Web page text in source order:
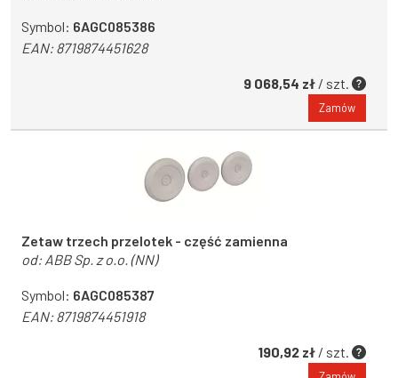
Symbol: 6AGC085386
EAN:8719874451628
9 068,54 zł / szt.
Zamów
Zetaw trzech przelotek - część zamienna
od: ABB Sp. z o.o. (NN)
Symbol: 6AGC085387
EAN:8719874451918
190,92 zł / szt.